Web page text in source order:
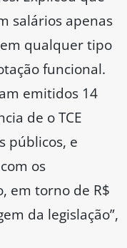
salários apenas
qualquer tipo
funcional.
emitidos 14
de o TCE
públicos, e
os
em torno de R$
da legislação”,